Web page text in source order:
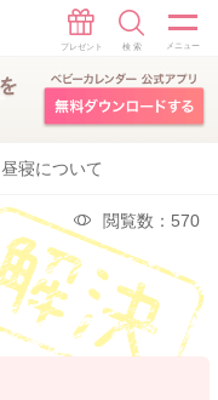
昼寝について
閲覧数：570